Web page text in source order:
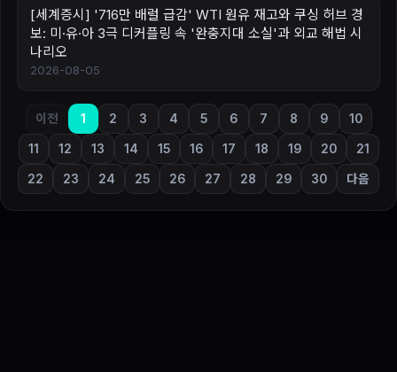
[세계증시] '716만 배럴 급감' WTI 원유 재고와 쿠싱 허브 경
보: 미·유·아 3극 디커플링 속 '완충지대 소실'과 외교 해법 시
나리오
2026-08-05
이전 1 2 3 4 5 6 7 8 9 10
11 12 13 14 15 16 17 18 19 20 21
22 23 24 25 26 27 28 29 30 다음